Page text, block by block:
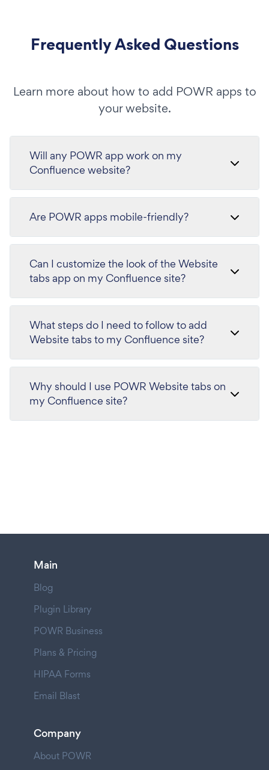
Frequently Asked Questions
Learn more about how to add POWR apps to
your website.
Will any POWR app work on my
Confluence website?
Are POWR apps mobile-friendly?
Can I customize the look of the Website
tabs app on my Confluence site?
What steps do I need to follow to add
Website tabs to my Confluence site?
Why should I use POWR Website tabs on
my Confluence site?
Main
Blog
Plugin Library
POWR Business
Plans & Pricing
HIPAA Forms
Email Blast
Company
About POWR